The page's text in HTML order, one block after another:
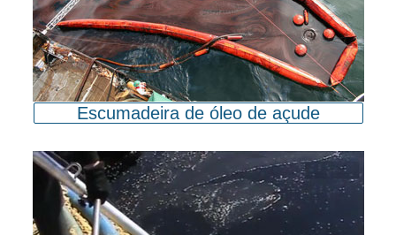
Escumadeira de óleo de açude